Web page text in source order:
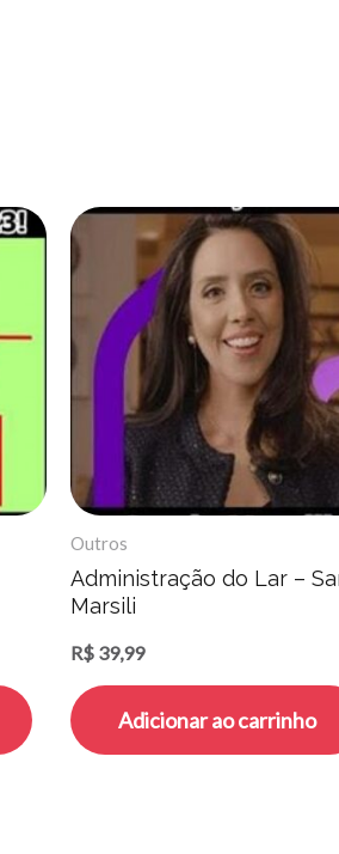
Outros
Administração do Lar –
Marsili
R$ 39,99
Adicionar ao carrinho